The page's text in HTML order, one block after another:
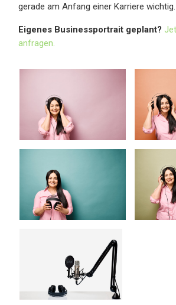
gerade am Anfang einer Karriere wichtig.
Eigenes Businessportrait geplant?
anfragen.